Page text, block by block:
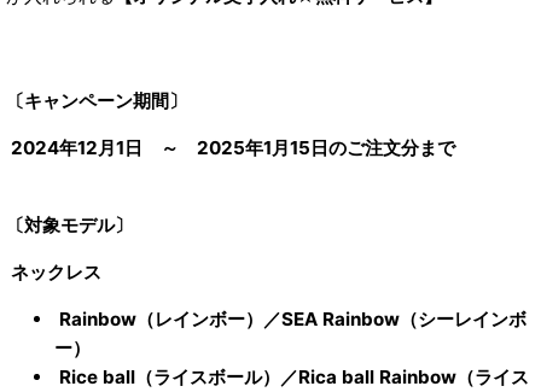
〔キャンペーン期間〕
2024年12月1日 ～ 2025年1月15日のご注文分まで
〔対象モデル〕
ネックレス
Rainbow（レインボー）／SEA Rainbow（シーレインボ
ー）
Rice ball（ライスボール）／Rica ball Rainbow（ライス